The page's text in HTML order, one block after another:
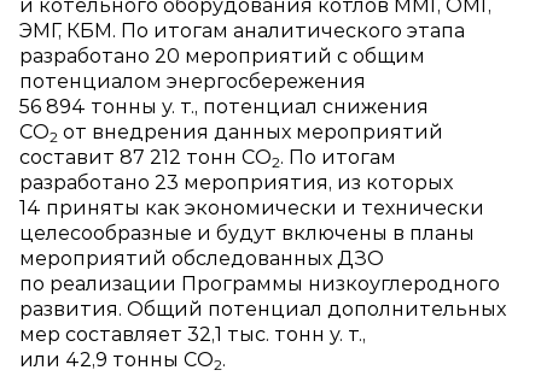
и котельного оборудования котлов ММГ, ОМГ,
ЭМГ, КБМ. По итогам аналитического этапа
разработано 20 мероприятий с общим
потенциалом энергосбережения
56 894 тонны у. т., потенциал снижения
СО2 от внедрения данных мероприятий
составит 87 212 тонн СО2. По итогам
разработано 23 мероприятия, из которых
14 приняты как экономически и технически
целесообразные и будут включены в планы
мероприятий обследованных ДЗО
по реализации Программы низкоуглеродного
развития. Общий потенциал дополнительных
мер составляет 32,1 тыс. тонн у. т.,
или 42,9 тонны СО2.